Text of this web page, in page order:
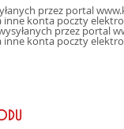
przez portal
przez portal
konta poczty